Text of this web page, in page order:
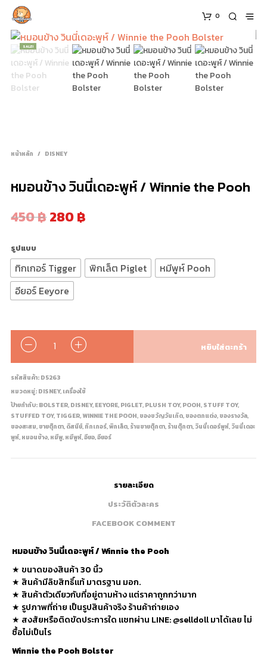
0
SALE!
หน้าหลัก / DISNEY
หมอนข้าง วินนี่เดอะพูห์ / Winnie the Pooh
450฿280฿
รูปแบบ
ทิกเกอร์ Tigger พิกเล็ต Piglet
หมีพูห์ Pooh
อียอร์ Eeyore
จำนวน หยิบใส่ตะกร้า
รหัสสินค้า: D5263
หมวดหมู่: DISNEY, เครื่องใช้
ป้ายกำกับ: BOLSTER, DISNEY, EEYORE, PIGLET, PLUSH TOY, POOH, STUFF TOY,
STUFFED TOY, TIGGER, WINNIE THE POOH, ของขวัญวันเกิด, ของตกแต่ง, ของรางวัล,
ของสะสม, ขายตุ๊กตา, ดิสนีย์, ทิกเกอร์,พิกเล็ต, ร้านขายตุ๊กตา, ร้านตุ๊กตา, วินนี่เดอร์พูห์, วินนี่เดอะ
พูห์, หมอนข้าง, หมีพู, หมีพูห์,อียอ,อียอร์
รายละเอียด
ประวัติตัวละคร
FACEBOOK COMMENT
หมอนข้าง วินนี่เดอะพูห์ / Winnie the Pooh
★ ขนาดของสินค้า 30 นิ้ว
★ สินค้ามีลิขสิทธิ์แท้ มาตรฐาน มอก.
★ สินค้าตัวเดียวกับที่อยู่ตามห้าง แต่ราคาถูกกว่ามาก
★ รูปภาพที่ถ่าย เป็นรูปสินค้าจริง ร้านค้าถ่ายเอง
★ สงสัยหรือติดขัดประการใด แชทผ่าน LINE: @selldoll มาได้เลย ไม่
ซื้อไม่เป็นไร
Winnie the Pooh Bolster